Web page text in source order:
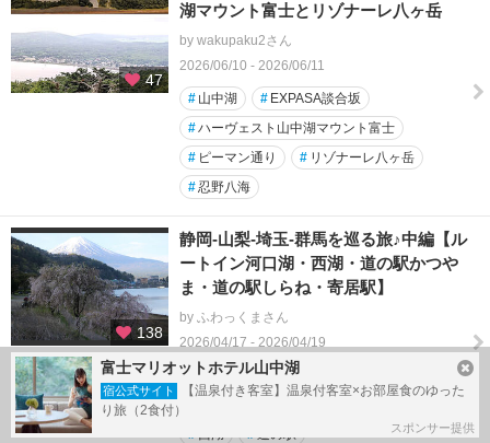
47
湖マウント富士とリゾナーレ八ヶ岳
by wakupaku2さん
2026/06/10 - 2026/06/11
# 山中湖 # EXPASA談合坂
#ハーヴェスト山中湖マウント富士
# ピーマン通り # リゾナーレ八ヶ岳
#忍野八海
138
静岡-山梨-埼玉-群馬を巡る旅♪中編【ル
ートイン河口湖・西湖・道の駅かつや
ま・道の駅しらね・寄居駅】
by ふわっくまさん
2026/04/17 - 2026/04/19
# ドライブ # マンホールカード
#西湖 #道の駅
富士マリオットホテル山中湖
宿公式サイト
【温泉付き客室】温泉付客室×お部屋食のゆった
り旅（2食付）
スポンサー提供